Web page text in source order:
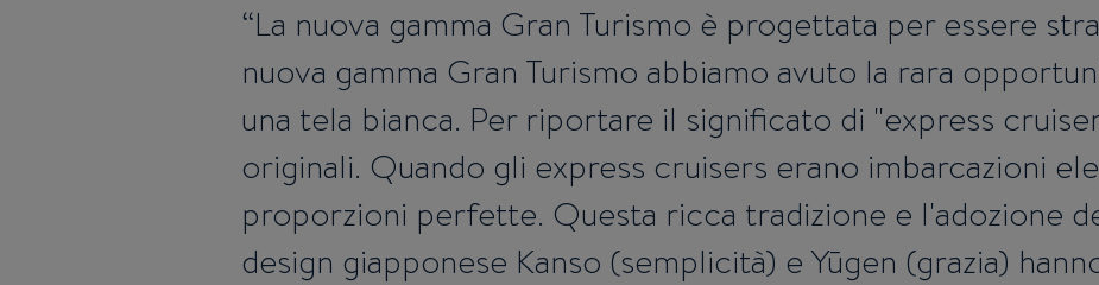
La nuova gamma Gran Turismo è progettata per essere
nuova gamma Gran Turismo abbiamo avuto la rara
una tela bianca. Per riportare il significato di "express
originali. Quando gli express cruisers erano imbarcazioni
proporzioni perfette. Questa ricca tradizione e l'adozione
design giapponese Kanso (semplicità) e Yūgen (grazia)